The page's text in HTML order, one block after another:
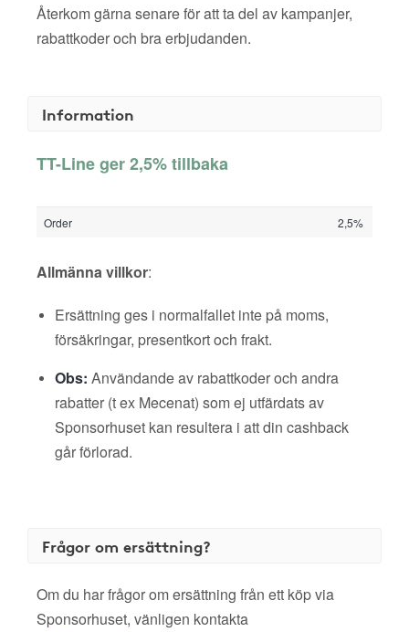
Återkom gärna senare för att ta del av kampanjer,
rabattkoder och bra erbjudanden.
Information
TT-Line ger 2,5% tillbaka
Order 2,5%
Allmänna villkor:
Ersättning ges i normalfallet inte på moms,
försäkringar, presentkort och frakt.
Obs: Användande av rabattkoder och andra
rabatter (t ex Mecenat) som ej utfärdats av
Sponsorhuset kan resultera i att din cashback
går förlorad.
Frågor om ersättning?
Om du har frågor om ersättning från ett köp via
Sponsorhuset, vänligen kontakta